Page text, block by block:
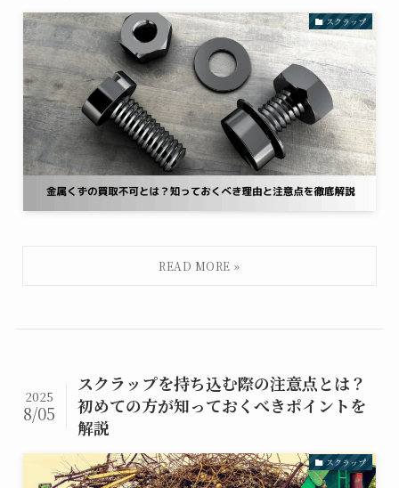
スクラップ
スクラップを持ち込む際の注意点とは？
初めての方が知っておくべきポイントを
解説
2025
8/05
スクラップ